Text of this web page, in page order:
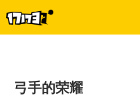
弓手的荣耀